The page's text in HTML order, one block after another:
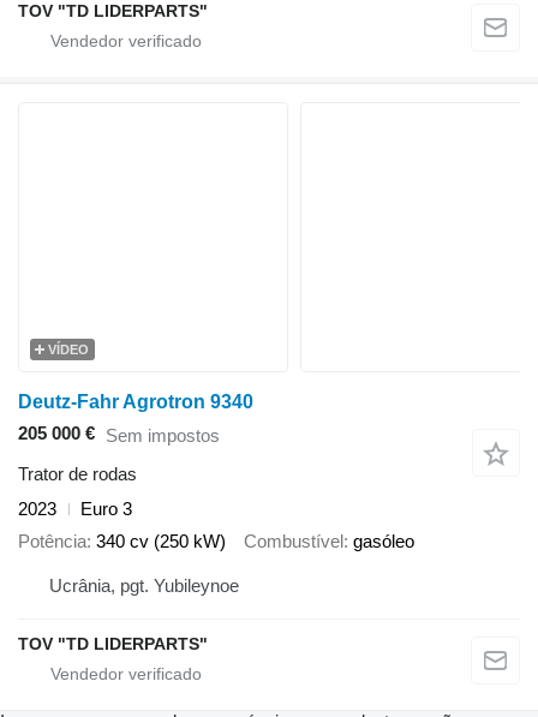
TOV "TD LIDERPARTS"
VÍDEO
Deutz-Fahr Agrotron 9340
205 000 € Sem impostos
Trator de rodas
2023
Euro 3
Potência 340 cv (250 kW) Combustível gasóleo
Ucrânia, pgt. Yubileynoe
TOV "TD LIDERPARTS"